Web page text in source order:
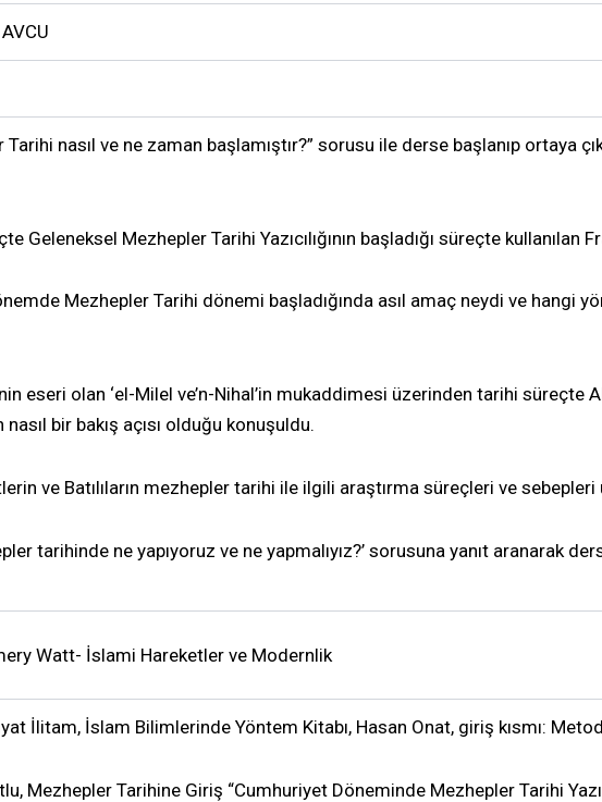
Tarihi nasıl ve ne zaman başlamıştır?” sorusu ile derse başlanıp ortaya
Geleneksel Mezhepler Tarihi Yazıcılığının başladığı süreçte kullanılan
Mezhepler Tarihi dönemi başladığında asıl amaç neydi ve hangi
eseri olan ‘el-Milel ve’n-Nihal’in mukaddimesi üzerinden tarihi süreçte
nasıl bir bakış açısı olduğu konuşuldu.
ve Batılıların mezhepler tarihi ile ilgili araştırma süreçleri ve
tarihinde ne yapıyoruz ve ne yapmalıyız?’ sorusuna yanıt aranarak
Watt- İslami Hareketler ve Modernlik
İlitam, İslam Bilimlerinde Yöntem Kitabı, Hasan Onat, giriş kısmı:
Mezhepler Tarihine Giriş “Cumhuriyet Döneminde Mezhepler Tarihi